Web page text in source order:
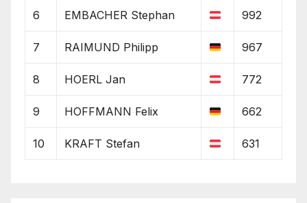
6 EMBACHER Stephan 992
7 RAIMUND Philipp 967
8 HOERL Jan 772
9 HOFFMANN Felix 662
10 KRAFT Stefan 631